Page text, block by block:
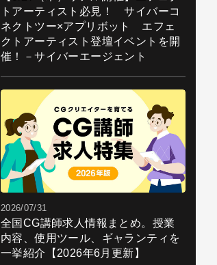
トアーティスト必見！ サイバーコ
ネクトツー×アプリボット エフェ
クトアーティスト登壇イベントを開
催！－サイバーエージェント
2026/07/31
全国CG講師求人情報まとめ。授業
内容、使用ツール、ギャランティを
一挙紹介【2026年6月更新】